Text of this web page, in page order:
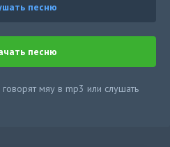
песню
песню
мяу в mp3 или слушать